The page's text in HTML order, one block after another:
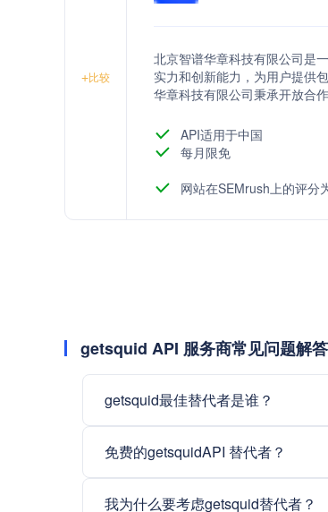
+比较
北京智谱华章科技有限公司是
实力和创新能力，为用户提供
华章科技有限公司秉承开放合
API适用于中国
每月限免
网站在SEMrush上的评分
getsquid API 服务商常见问题解答
getsquid最佳替代者是谁？
免费的getsquidAPI 替代者？
我为什么要考虑getsquid替代者？